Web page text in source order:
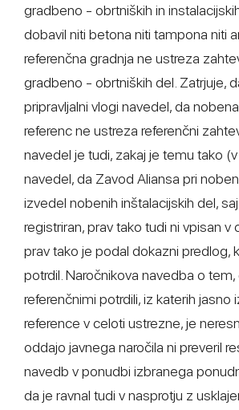
gradbeno - obrtniških in
dobavil niti betona niti tampona niti
referenčna gradnja ne ustreza
gradbeno - obrtniških del. Zatrjuje,
pripravljalni vlogi navedel, da
referenc ne ustreza referenčni
navedel je tudi, zakaj je temu tako
navedel, da Zavod Aliansa pri
izvedel nobenih inštalacijskih del,
registriran, prav tako tudi ni vpisan v
prav tako je podal dokazni predlog,
potrdil. Naročnikova navedba o
referenčnimi potrdili, iz katerih jasno
reference v celoti ustrezne, je
oddajo javnega naročila ni preveril
navedb v ponudbi izbranega
da je ravnal tudi v nasprotju z